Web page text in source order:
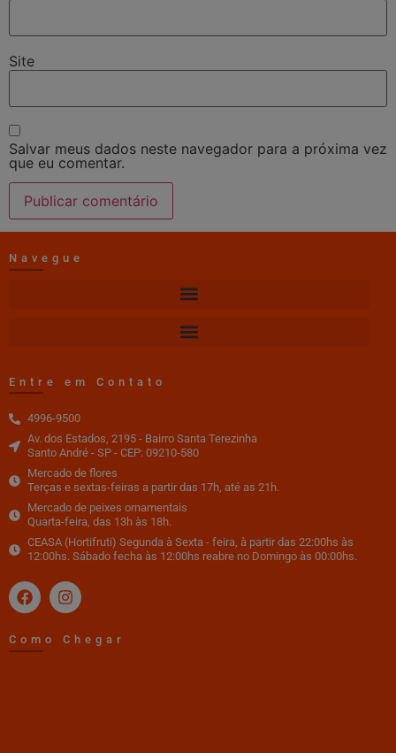
Site
Salvar meus dados neste navegador para a próxima vez
que eu comentar.
Navegue
Entre em Contato
4996-9500
Av. dos Estados, 2195 - Bairro Santa Terezinha
Santo André - SP - CEP: 09210-580
Mercado de flores
Terças e sextas-feiras a partir das 17h, até as 21h.
Mercado de peixes ornamentais
Quarta-feira, das 13h às 18h.
CEASA (Hortifruti) Segunda à Sexta - feira, à partir das 22:00hs às
12:00hs. Sábado fecha às 12:00hs reabre no Domingo às 00:00hs.
Como Chegar